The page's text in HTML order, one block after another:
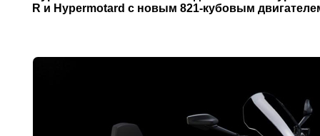
R и Hypermotard с новым 821-кубовым